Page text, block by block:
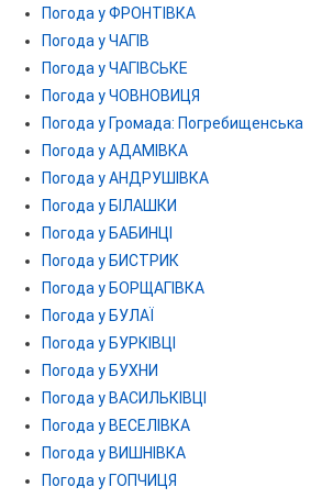
Погода у ФРОНТІВКА
Погода у ЧАГІВ
Погода у ЧАГІВСЬКЕ
Погода у ЧОВНОВИЦЯ
Погода у Громада: Погребищенська
Погода у АДАМІВКА
Погода у АНДРУШІВКА
Погода у БІЛАШКИ
Погода у БАБИНЦІ
Погода у БИСТРИК
Погода у БОРЩАГІВКА
Погода у БУЛАЇ
Погода у БУРКІВЦІ
Погода у БУХНИ
Погода у ВАСИЛЬКІВЦІ
Погода у ВЕСЕЛІВКА
Погода у ВИШНІВКА
Погода у ГОПЧИЦЯ